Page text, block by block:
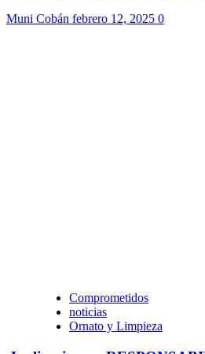
Muni Cobán febrero 12, 2025 0
Comprometidos
noticias
Ornato y Limpieza